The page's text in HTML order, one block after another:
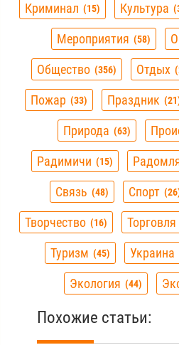
Криминал 15 Культура
Мероприятия 58
Общество 356 Отдых
Пожар 33 Праздник 21
Природа 63
Радимичи 15
Связь 48 Спорт 26
Творчество 16 Торговля
Туризм 45 Украина
Экология 44
Похожие статьи: